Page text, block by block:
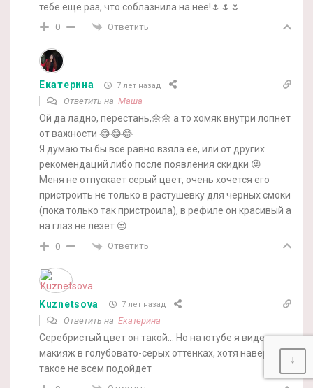
тебе еще раз, что соблазнила на нее!🌷🌷🌷
0 Ответить
Екатерина 7 лет назад
Ответить на Маша
Ой да ладно, перестань,🌼🌼 а то хомяк внутри лопнет
от важности 😂😂😂
Я думаю ты бы все равно взяла её, или от других
рекомендаций либо после появления скидки 😜
Меня не отпускает серый цвет, очень хочется его
пристроить не только в растушевку для черных смоки
(пока только так пристроила), в рефиле он красивый а
на глаз не лезет 😒
0 Ответить
Kuznetsova 7 лет назад
Ответить на Екатерина
Серебристый цвет он такой… Но на ютубе я видела
макияж в голубовато-серых оттенках, хотя наверное
такое не всем подойдет
↓